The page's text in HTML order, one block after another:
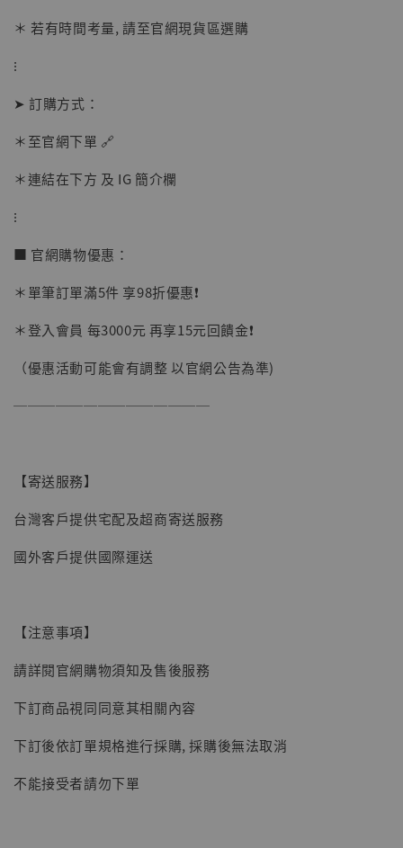
【現貨】BJSTUDIO 1/6系列可動蒐藏人偶 讓
NT$ 4,980
＊ 若有時間考量, 請至官網現貨區選購
⁝
➤ 訂購方式：
＊至官網下單 🔗
＊連結在下方 及 IG 簡介欄
⁝
■ 官網購物優惠：
＊單筆訂單滿5件 享98折優惠❗️
＊登入會員 每3000元 再享15元回饋金❗️
（優惠活動可能會有調整 以官網公告為準)
──────────────
【寄送服務】
台灣客戶提供宅配及超商寄送服務
國外客戶提供國際運送
【注意事項】
請詳閱官網購物須知及售後服務
下訂商品視同同意其相關內容
下訂後依訂單規格進行採購, 採購後無法取消
不能接受者請勿下單